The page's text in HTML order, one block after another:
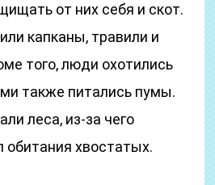
от них себя и скот.
капканы, травили и
того, люди охотились
также питались пумы.
леса, из-за чего
хвостатых.